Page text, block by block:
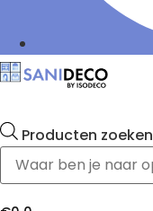
Producten zoeken